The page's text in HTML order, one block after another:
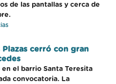
de las pantallas y cerca de
Plazas cerró con gran
el barrio Santa Teresita
convocatoria. La